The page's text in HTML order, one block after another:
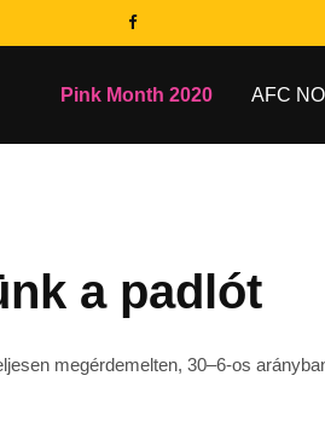
Pink Month 2020 AFC
a padlót
megérdemelten, 30–6-os